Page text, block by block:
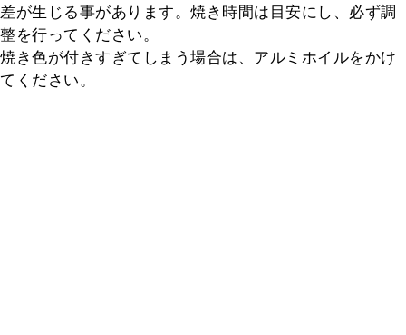
差が生じる事があります。焼き時間は目安にし、必ず調
整を行ってください。
焼き色が付きすぎてしまう場合は、アルミホイルをかけ
てください。